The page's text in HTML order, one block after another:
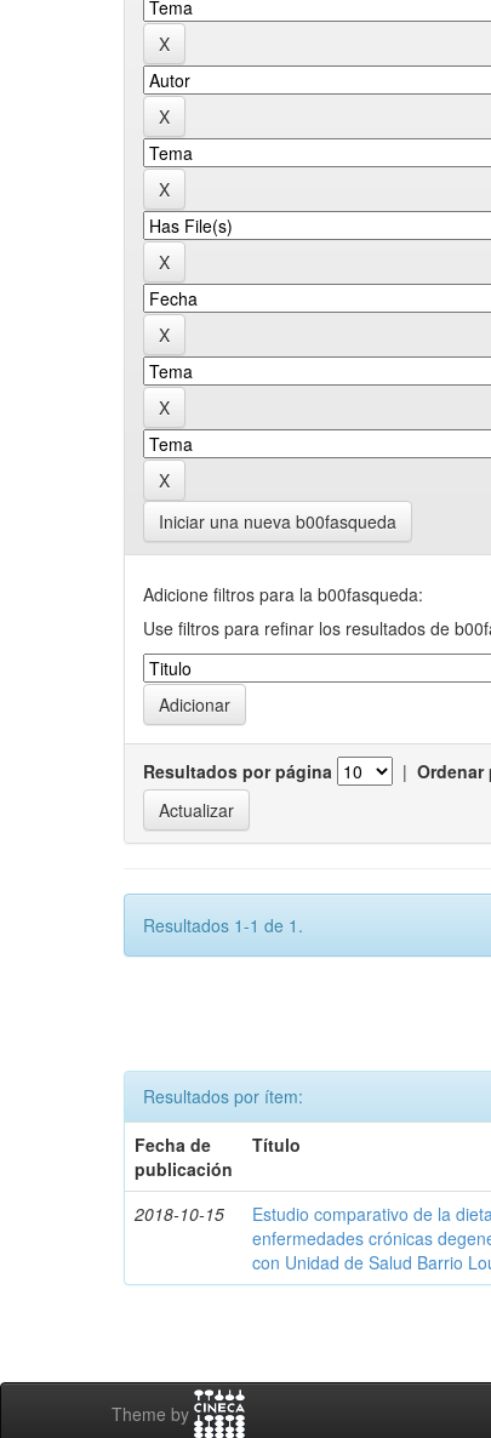
Iniciar una nueva b00fasqueda
Adicione filtros para la b00fasqueda:
Use filtros para refinar los resultados de
Resultados por página | Ordenar
Resultados 1-1 de 1.
Resultados por ítem:
Fecha de
publicación
Título
2018-10-15
Estudio comparativo de la
enfermedades crónicas
con Unidad de Salud Barrio
Theme by